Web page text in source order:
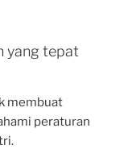
yang tepat
membuat
peraturan